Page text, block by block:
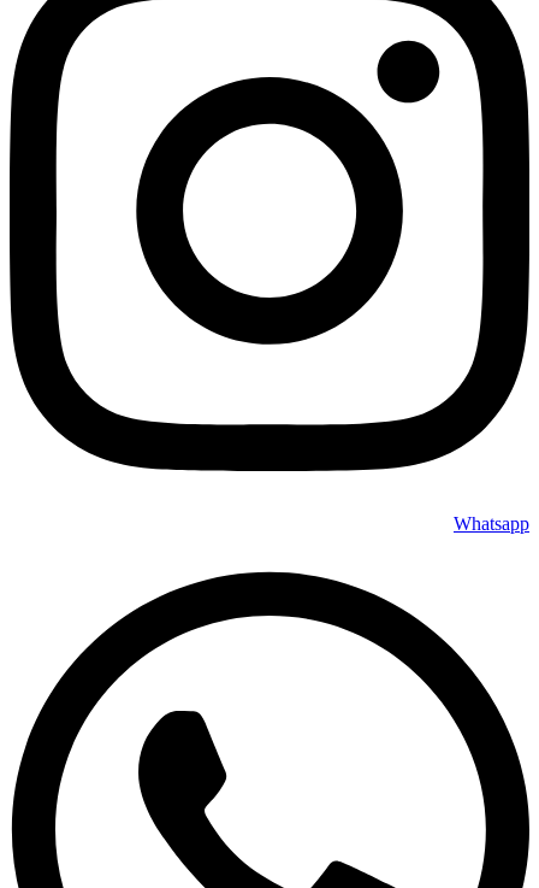
Whatsapp